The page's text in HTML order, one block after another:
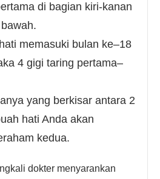
di bagian kiri-kanan
memasuki bulan ke–18
4 gigi taring pertama–
yang berkisar antara 2
hati Anda akan
kedua.
dokter menyarankan